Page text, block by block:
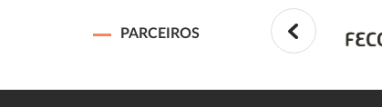
PARCEIROS